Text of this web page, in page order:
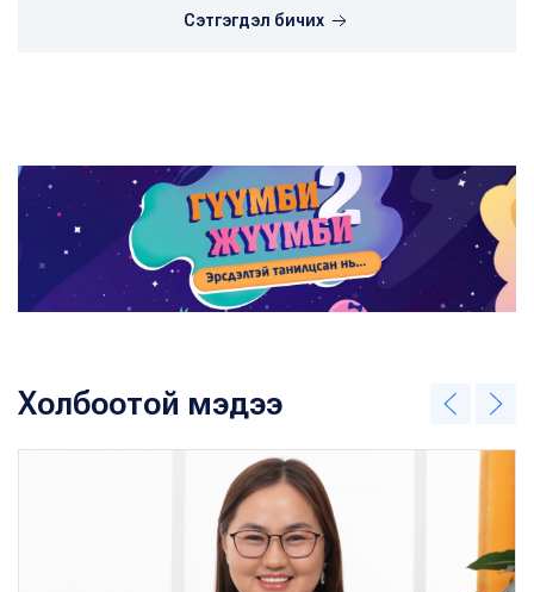
Сэтгэгдэл бичих
Холбоотой мэдээ